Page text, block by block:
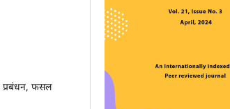
प्रबंधन, फसल